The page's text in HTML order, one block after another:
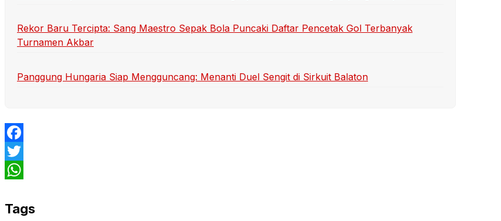
Rekor Baru Tercipta: Sang Maestro Sepak Bola Puncaki Daftar Pencetak Gol Terbanyak
Turnamen Akbar
Panggung Hungaria Siap Mengguncang: Menanti Duel Sengit di Sirkuit Balaton
Facebook
Twitter
Tags